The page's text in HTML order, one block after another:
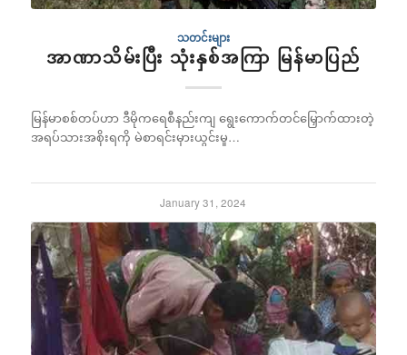
သတင်းများ
အာဏာသိမ်းပြီး သုံးနှစ်အကြာ မြန်မာပြည်
မြန်မာစစ်တပ်ဟာ ဒီမိုကရေစီနည်းကျ ရွေးကောက်တင်မြှောက်ထားတဲ့
အရပ်သားအစိုးရကို မဲစာရင်းမှားယွင်းမှု…
January 31, 2024